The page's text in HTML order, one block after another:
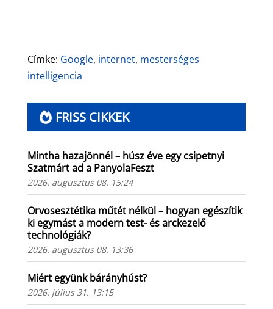
Címke: Google, internet, mesterséges
intelligencia
FRISS CIKKEK
Mintha hazajönnél – húsz éve egy csipetnyi
Szatmárt ad a PanyolaFeszt
2026. augusztus 08. 15:24
Orvosesztétika műtét nélkül – hogyan egészítik
ki egymást a modern test- és arckezelő
technológiák?
2026. augusztus 08. 13:36
Miért együnk bárányhúst?
2026. július 31. 13:15